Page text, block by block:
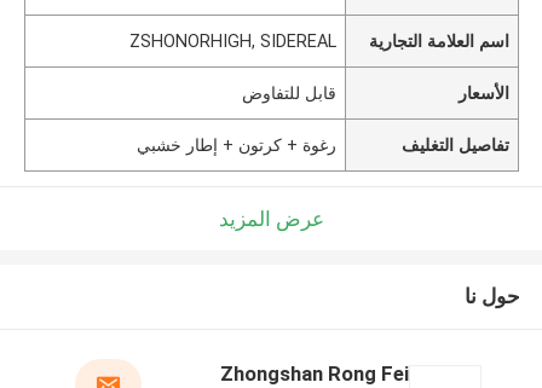
اسم العلامة التجارية ZSHONORHIGH, SIDEREAL
الأسعار قابل للتفاوض
تفاصيل التغليف رغوة + كرتون + إطار خشبي
عرض المزيد
حول نا
Zhongshan Rong Fei